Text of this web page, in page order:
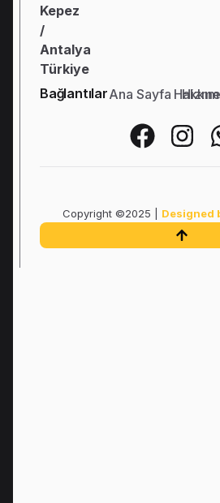
Kepez
/
Antalya
Türkiye
BağlantılarAna Sayfa
Copyright ©2025 | Designed